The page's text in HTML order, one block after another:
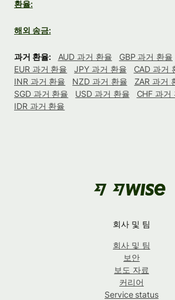
환율:
해외 송금:
과거 환율: AUD 과거 환율 GBP 과거 환율
EUR 과거 환율
JPY 과거 환율
CAD 과거
INR 과거 환율
NZD 과거 환율
ZAR 과거
SGD 과거 환율
USD 과거 환율
CHF 과거
IDR 과거 환율
회사 및 팀
회사 및 팀
보안
보도 자료
커리어
Service status